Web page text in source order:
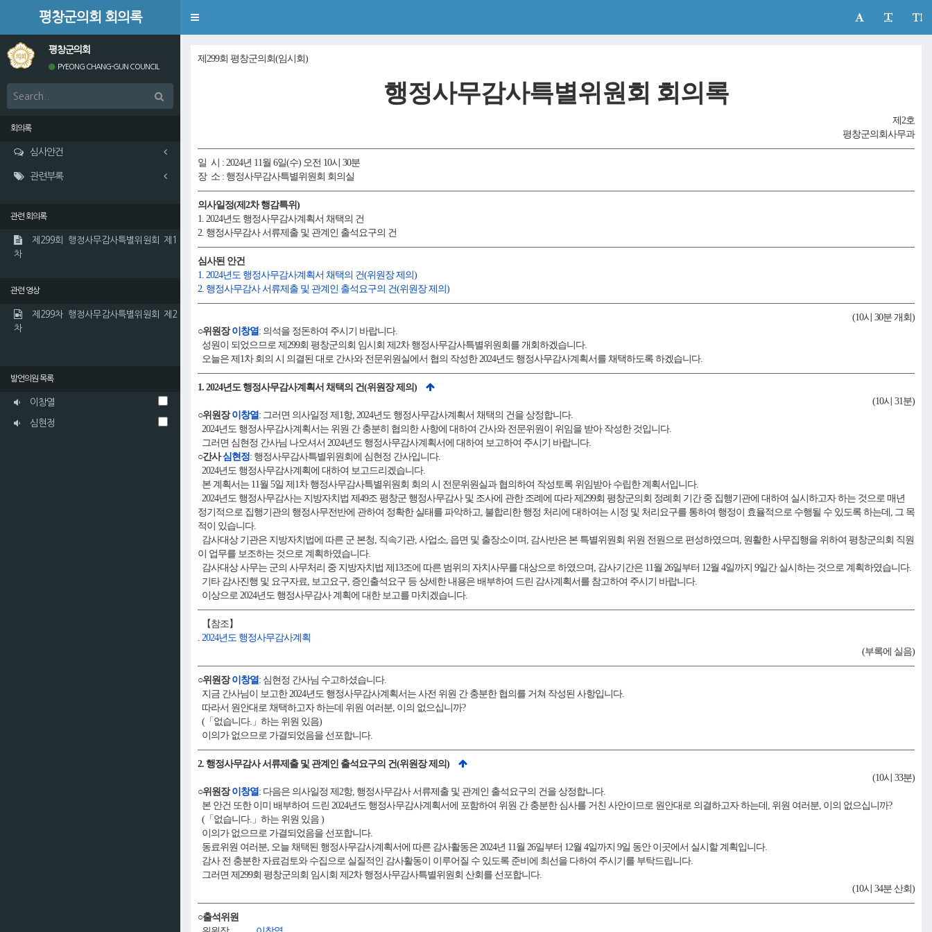
평창군의회 회의록
Toggle
평창군의회
PYEONG CHANG-GUN COUNCIL
회의록
심사안건
관련부록
관련 회의록
제299회 행정사무감사특별위원회 제1
차
관련 영상
제299차 행정사무감사특별위원회 제2
차
발언의원 목록
이창열
심현정
제299회 평창군의회(임시회)
행정사무감사특별위원회 회의록
제2호
평창군의회사무과
일 시 : 2024년 11월 6일(수) 오전 10시 30분
장 소 : 행정사무감사특별위원회 회의실
의사일정(제2차 행감특위)
1. 2024년도 행정사무감사계획서 채택의 건
2. 행정사무감사 서류제출 및 관계인 출석요구의 건
심사된 안건
1. 2024년도 행정사무감사계획서 채택의 건(위원장 제의)
2. 행정사무감사 서류제출 및 관계인 출석요구의 건(위원장 제의)
(10시 30분 개회)
○위원장이창열: 의석을 정돈하여 주시기 바랍니다.
성원이 되었으므로 제299회 평창군의회 임시회 제2차 행정사무감사특별위원회를 개회하겠습니다.
오늘은 제1차 회의 시 의결된 대로 간사와 전문위원실에서 협의 작성한 2024년도 행정사무감사계획서를 채택하도록 하겠습니다.
1. 2024년도 행정사무감사계획서 채택의 건(위원장 제의)
(10시 31분)
○위원장이창열: 그러면 의사일정 제1항, 2024년도 행정사무감사계획서 채택의 건을 상정합니다.
2024년도 행정사무감사계획서는 위원 간 충분히 협의한 사항에 대하여 간사와 전문위원이 위임을 받아 작성한 것입니다.
그러면 심현정 간사님 나오셔서 2024년도 행정사무감사계획서에 대하여 보고하여 주시기 바랍니다.
○간사심현정: 행정사무감사특별위원회에 심현정 간사입니다.
2024년도 행정사무감사계획에 대하여 보고드리겠습니다.
본 계획서는 11월 5일 제1차 행정사무감사특별위원회 회의 시 전문위원실과 협의하여 작성토록 위임받아 수립한 계획서입니다.
2024년도 행정사무감사는 지방자치법 제49조 평창군 행정사무감사 및 조사에 관한 조례에 따라 제299회 평창군의회 정례회 기간 중 집행기관에 대하여 실시하고자 하는 것으로 매년
정기적으로 집행기관의 행정사무전반에 관하여 정확한 실태를 파악하고, 불합리한 행정 처리에 대하여는 시정 및 처리요구를 통하여 행정이 효율적으로 수행될 수 있도록 하는데, 그 목
적이 있습니다.
감사대상 기관은 지방자치법에 따른 군 본청, 직속기관, 사업소, 읍면 및 출장소이며, 감사반은 본 특별위원회 위원 전원으로 편성하였으며, 원활한 사무집행을 위하여 평창군의회 직원
이 업무를 보조하는 것으로 계획하였습니다.
감사대상 사무는 군의 사무처리 중 지방자치법 제13조에 따른 범위의 자치사무를 대상으로 하였으며, 감사기간은 11월 26일부터 12월 4일까지 9일간 실시하는 것으로 계획하였습니다.
기타 감사진행 및 요구자료, 보고요구, 증인출석요구 등 상세한 내용은 배부하여 드린 감사계획서를 참고하여 주시기 바랍니다.
이상으로 2024년도 행정사무감사 계획에 대한 보고를 마치겠습니다.
【참조】
. 2024년도 행정사무감사계획
(부록에 실음)
○위원장이창열: 심현정 간사님 수고하셨습니다.
지금 간사님이 보고한 2024년도 행정사무감사계획서는 사전 위원 간 충분한 협의를 거쳐 작성된 사항입니다.
따라서 원안대로 채택하고자 하는데 위원 여러분, 이의 없으십니까?
(「없습니다.」하는 위원 있음)
이의가 없으므로 가결되었음을 선포합니다.
2. 행정사무감사 서류제출 및 관계인 출석요구의 건(위원장 제의)
(10시 33분)
○위원장이창열: 다음은 의사일정 제2항, 행정사무감사 서류제출 및 관계인 출석요구의 건을 상정합니다.
본 안건 또한 이미 배부하여 드린 2024년도 행정사무감사계획서에 포함하여 위원 간 충분한 심사를 거친 사안이므로 원안대로 의결하고자 하는데, 위원 여러분, 이의 없으십니까?
(「없습니다.」하는 위원 있음 )
이의가 없으므로 가결되었음을 선포합니다.
동료위원 여러분, 오늘 채택된 행정사무감사계획서에 따른 감사활동은 2024년 11월 26일부터 12월 4일까지 9일 동안 이곳에서 실시할 계획입니다.
감사 전 충분한 자료검토와 수집으로 실질적인 감사활동이 이루어질 수 있도록 준비에 최선을 다하여 주시기를 부탁드립니다.
그러면 제299회 평창군의회 임시회 제2차 행정사무감사특별위원회 산회를 선포합니다.
(10시 34분 산회)
○출석위원